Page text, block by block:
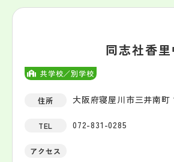
共学校／別学校
同志社香
住所 大阪府寝屋川市三井南町
TEL 072-831-0285
アクセス